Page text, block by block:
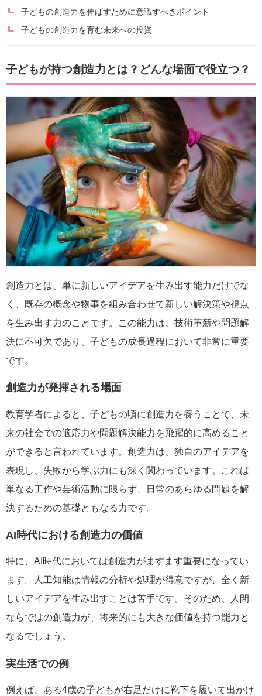
子どもの創造力を伸ばすために意識すべきポイント
子どもの創造力を育む未来への投資
子どもが持つ創造力とは？どんな場面で役立つ？
創造力とは、単に新しいアイデアを生み出す能力だけでな
く、既存の概念や物事を組み合わせて新しい解決策や視点
を生み出す力のことです。この能力は、技術革新や問題解
決に不可欠であり、子どもの成長過程において非常に重要
です。
創造力が発揮される場面
教育学者によると、子どもの頃に創造力を養うことで、未
来の社会での適応力や問題解決能力を飛躍的に高めること
ができると言われています。創造力は、独自のアイデアを
表現し、失敗から学ぶ力にも深く関わっています。これは
単なる工作や芸術活動に限らず、日常のあらゆる問題を解
決するための基礎ともなる力です。
AI時代における創造力の価値
特に、AI時代においては創造力がますます重要になってい
ます。人工知能は情報の分析や処理が得意ですが、全く新
しいアイデアを生み出すことは苦手です。そのため、人間
ならではの創造力が、将来的にも大きな価値を持つ能力と
なるでしょう。
実生活での例
例えば、ある4歳の子どもが右足だけに靴下を履いて出かけ